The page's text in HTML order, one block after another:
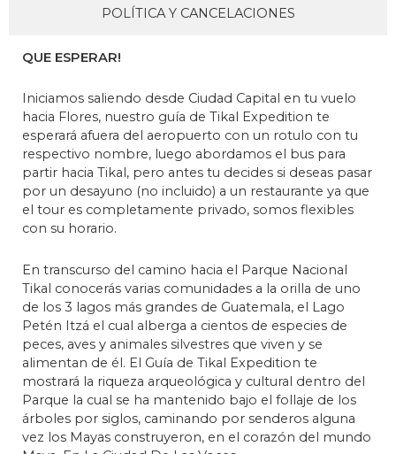
POLÍTICA Y CANCELACIONES
QUE ESPERAR!
Iniciamos saliendo desde Ciudad Capital en tu vuelo
hacia Flores, nuestro guía de Tikal Expedition te
esperará afuera del aeropuerto con un rotulo con tu
respectivo nombre, luego abordamos el bus para
partir hacia Tikal, pero antes tu decides si deseas pasar
por un desayuno (no incluido) a un restaurante ya que
el tour es completamente privado, somos flexibles
con su horario.
En transcurso del camino hacia el Parque Nacional
Tikal conocerás varias comunidades a la orilla de uno
de los 3 lagos más grandes de Guatemala, el Lago
Petén Itzá el cual alberga a cientos de especies de
peces, aves y animales silvestres que viven y se
alimentan de él. El Guía de Tikal Expedition te
mostrará la riqueza arqueológica y cultural dentro del
Parque la cual se ha mantenido bajo el follaje de los
árboles por siglos, caminando por senderos alguna
vez los Mayas construyeron, en el corazón del mundo